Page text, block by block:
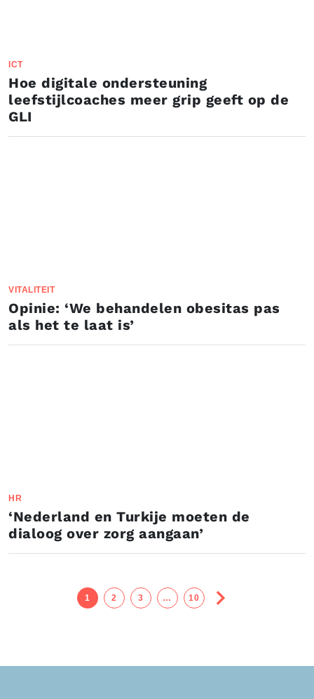
ICT
Hoe digitale ondersteuning
leefstijlcoaches meer grip geeft op de
GLI
VITALITEIT
Opinie: ‘We behandelen obesitas pas
als het te laat is’
HR
‘Nederland en Turkije moeten de
dialoog over zorg aangaan’
1 2 3 … 10